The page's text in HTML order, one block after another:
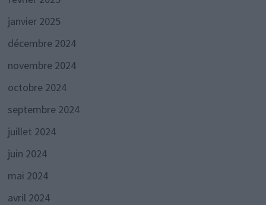
janvier 2025
décembre 2024
novembre 2024
octobre 2024
septembre 2024
juillet 2024
juin 2024
mai 2024
avril 2024